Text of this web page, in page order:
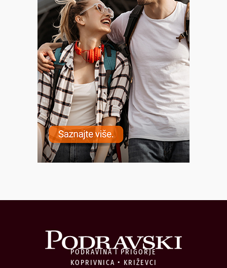
PODRAVINA I PRIGORJE
KOPRIVNICA • KRIŽEVCI